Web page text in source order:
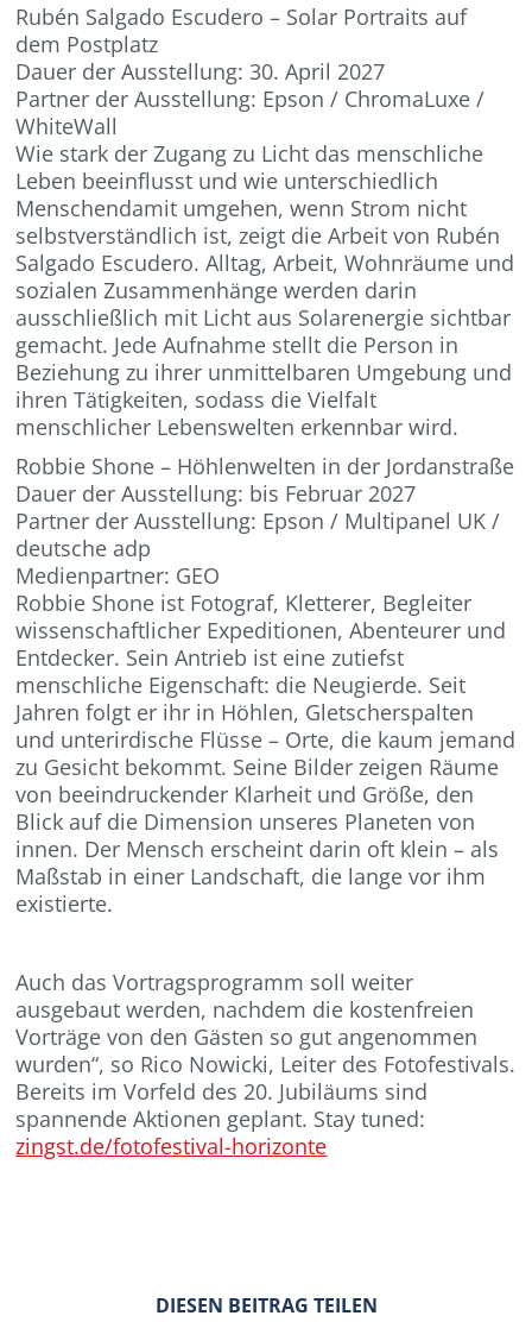
Rubén Salgado Escudero – Solar Portraits auf
dem Postplatz
Dauer der Ausstellung: 30. April 2027
Partner der Ausstellung: Epson / ChromaLuxe /
WhiteWall
Wie stark der Zugang zu Licht das menschliche
Leben beeinflusst und wie unterschiedlich
Menschendamit umgehen, wenn Strom nicht
selbstverständlich ist, zeigt die Arbeit von Rubén
Salgado Escudero. Alltag, Arbeit, Wohnräume und
sozialen Zusammenhänge werden darin
ausschließlich mit Licht aus Solarenergie sichtbar
gemacht. Jede Aufnahme stellt die Person in
Beziehung zu ihrer unmittelbaren Umgebung und
ihren Tätigkeiten, sodass die Vielfalt
menschlicher Lebenswelten erkennbar wird.
Robbie Shone – Höhlenwelten in der Jordanstraße
Dauer der Ausstellung: bis Februar 2027
Partner der Ausstellung: Epson / Multipanel UK /
deutsche adp
Medienpartner: GEO
Robbie Shone ist Fotograf, Kletterer, Begleiter
wissenschaftlicher Expeditionen, Abenteurer und
Entdecker. Sein Antrieb ist eine zutiefst
menschliche Eigenschaft: die Neugierde. Seit
Jahren folgt er ihr in Höhlen, Gletscherspalten
und unterirdische Flüsse – Orte, die kaum jemand
zu Gesicht bekommt. Seine Bilder zeigen Räume
von beeindruckender Klarheit und Größe, den
Blick auf die Dimension unseres Planeten von
innen. Der Mensch erscheint darin oft klein – als
Maßstab in einer Landschaft, die lange vor ihm
existierte.
Auch das Vortragsprogramm soll weiter
ausgebaut werden, nachdem die kostenfreien
Vorträge von den Gästen so gut angenommen
wurden“, so Rico Nowicki, Leiter des Fotofestivals.
Bereits im Vorfeld des 20. Jubiläums sind
spannende Aktionen geplant. Stay tuned:
zingst.de/fotofestival-horizonte
DIESEN BEITRAG TEILEN